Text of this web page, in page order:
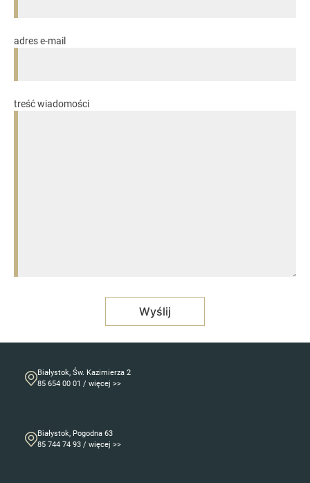
adres e-mail
treść wiadomości
Białystok, Św. Kazimierza 2
85 654 00 01 / więcej >>
Białystok, Pogodna 63
85 744 74 93 / więcej >>